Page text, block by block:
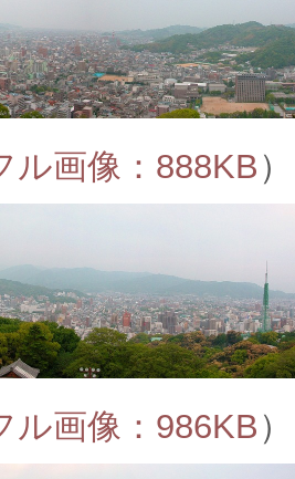
ル画像：888KB ）
ル画像：986KB ）